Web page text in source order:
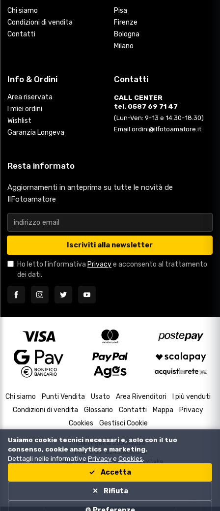
Chi siamo
Condizioni di vendita
Contatti
Pisa
Firenze
Bologna
Milano
Info & Ordini
Area riservata
I miei ordini
Wishlist
Garanzia Longeva
Contatti
CALL CENTER
tel. 0587 69 71 47
(Lun-Ven: 9-13 e 14.30-18.30)
Email ordini@ilfotoamatore.it
Resta informato
Aggiornamenti in anteprima su tutte le novità de
IlFotoamatore
Iscriviti alla newsletter
Ho letto l'informativa Privacye acconsento al trattamento
dei dati.
Chi siamo Punti Vendita Usato Area Rivenditori
I più venduti
Condizioni di vendita
Glossario Contatti Mappa
Privacy
Cookies
Gestisci Cookie
Copyright © 2000-2026
P.IVA e C.F. 02433630502
Housing and Web Design byDevItalia
Usiamo cookie tecnici necessari e, solo con il tuo
consenso, cookie analytics e marketing.
Dettagli nelle informativePrivacye Cookies
Accetta
Rifiuta